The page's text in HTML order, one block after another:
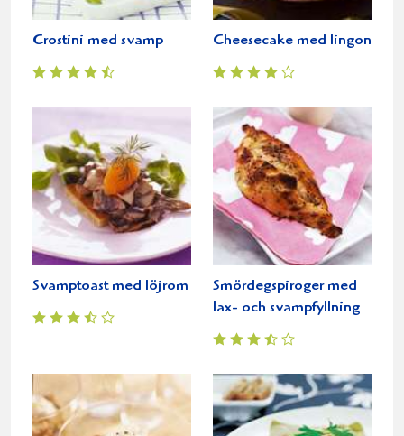
Crostini med svamp Cheesecake med lingon
Svamptoast med löjrom
Smördegspiroger med
lax- och svampfyllning